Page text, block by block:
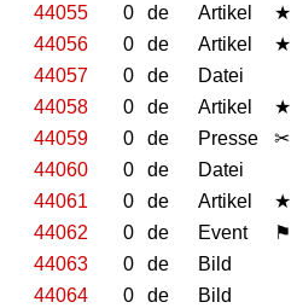
44055
0 de Artikel ★
44056
0 de Artikel ★
44057
0 de Datei
44058
0 de Artikel ★
44059
0 de Presse ✂
44060
0 de Datei
44061
0 de Artikel ★
44062
0 de Event ⚑
44063
0 de Bild
44064
0 de Bild